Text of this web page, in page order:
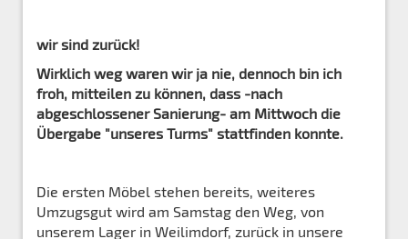
wir sind zurück!
Wirklich weg waren wir ja nie, dennoch bin ich
froh, mitteilen zu können, dass -nach
abgeschlossener Sanierung- am Mittwoch die
Übergabe "unseres Turms" stattfinden konnte.
Die ersten Möbel stehen bereits, weiteres
Umzugsgut wird am Samstag den Weg, von
unserem Lager in Weilimdorf, zurück in unsere